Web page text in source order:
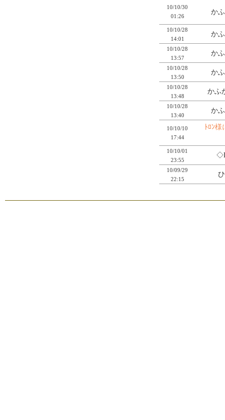
10/10/30
01:26
か
10/10/28
14:01
か
10/10/28
13:57
か
10/10/28
13:50
か
10/10/28
13:48
かふ
10/10/28
13:40
か
10/10/10
17:44
ﾄﾛﾝ
10/10/01
23:55
10/09/29
22:15